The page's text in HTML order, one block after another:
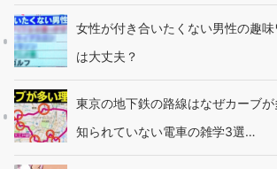
女性が付き合いたくない男性の趣
は大丈夫？
東京の地下鉄の路線はなぜカーブ
知られていない電車の雑学3選…